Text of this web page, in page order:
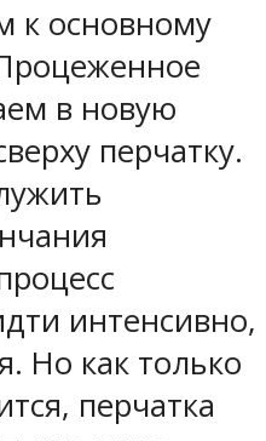
к основному
в новую
перчатку.
интенсивно,
Но как только
перчатка